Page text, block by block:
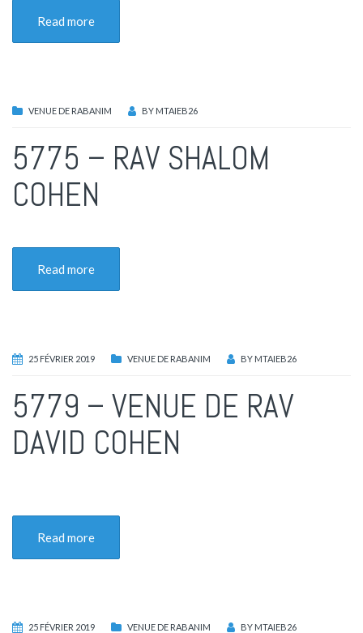
Read more
VENUE DE RABANIM BY MTAIEB26
5775 – RAV SHALOM
COHEN
Read more
25 FÉVRIER 2019 VENUE DE RABANIM BY MTAIEB26
5779 – VENUE DE RAV
DAVID COHEN
Read more
25 FÉVRIER 2019 VENUE DE RABANIM BY MTAIEB26